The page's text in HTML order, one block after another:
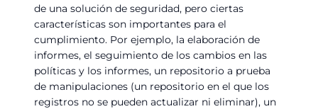
de una solución de seguridad, pero ciertas
características son importantes para el
cumplimiento. Por ejemplo, la elaboración de
informes, el seguimiento de los cambios en las
políticas y los informes, un repositorio a prueba
de manipulaciones (un repositorio en el que los
registros no se pueden actualizar ni eliminar), un